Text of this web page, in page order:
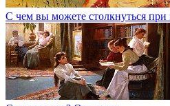
С чем вы можете столкнуться